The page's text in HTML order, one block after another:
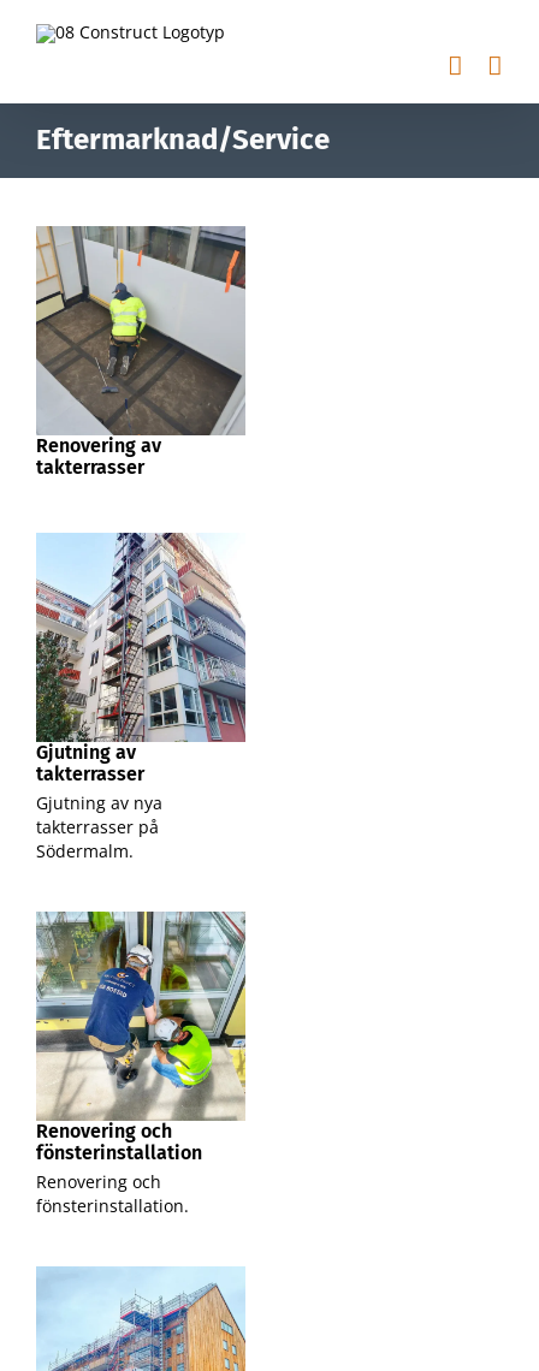
Eftermarknad/Service
Renovering av
takterrasser
Gjutning av
takterrasser
Gjutning av nya
takterrasser på
Södermalm.
Renovering och
fönsterinstallation
Renovering och
fönsterinstallation.